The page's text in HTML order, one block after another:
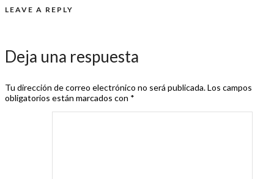
LEAVE A REPLY
Deja una respuesta
Tu dirección de correo electrónico no será publicada.Los campos
obligatorios están marcados con *